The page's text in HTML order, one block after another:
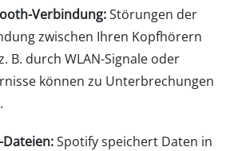
Verbindung:Störungen der
zwischen Ihren Kopfhörern
B. durch WLAN-Signale oder
können zu Unterbrechungen
Dateien:Spotify speichert Daten in